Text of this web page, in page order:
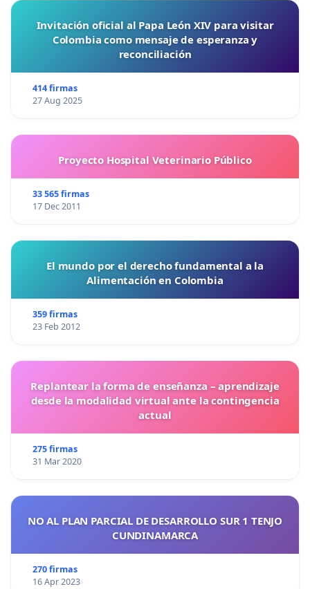
Invitación oficial al Papa León XIV para visitar
Colombia como mensaje de esperanza y
reconciliación
414 firmas
27 Aug 2025
Proyecto Hospital Veterinario Público
33 565 firmas
17 Dec 2011
El mundo por el derecho fundamental a la
Alimentación en Colombia
359 firmas
23 Feb 2012
Replantear la forma de enseñanza – aprendizaje
desde la modalidad virtual ante la contingencia
actual
275 firmas
31 Mar 2020
NO AL PLAN PARCIAL DE DESARROLLO SUR 1 TENJO
CUNDINAMARCA
270 firmas
16 Apr 2023